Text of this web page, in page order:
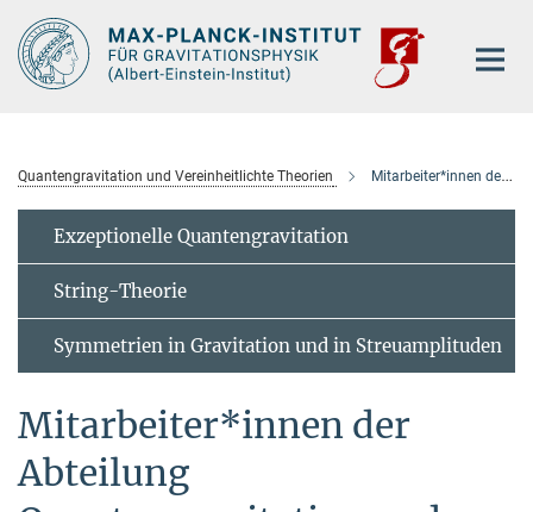
Hauptinhalt
Quantengravitation und Vereinheitlichte Theorien Mitarbeiter*innen der Abteilung
Exzeptionelle Quantengravitation
String-Theorie
Symmetrien in Gravitation und in Streuamplituden
Mitarbeiter*innen der
Abteilung